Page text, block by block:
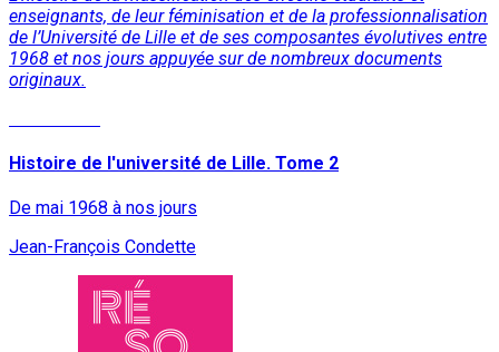
enseignants, de leur féminisation et de la professionnalisation
de l’Université de Lille et de ses composantes évolutives entre
1968 et nos jours appuyée sur de nombreux documents
originaux.
Histoire de l'université de Lille. Tome 2
De mai 1968 à nos jours
Jean-François Condette